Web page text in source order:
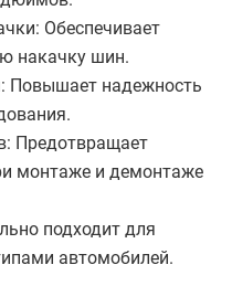
Обеспечивает
накачку шин.
Повышает надежность
Предотвращает
монтаже и демонтаже
подходит для
автомобилей.